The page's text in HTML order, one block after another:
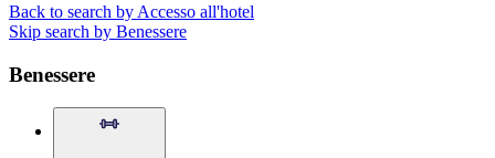
Back to search by Accesso all'hotel
Skip search by Benessere
Benessere